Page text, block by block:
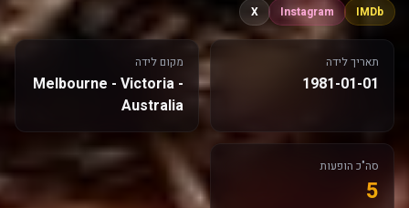
IMDb
Instagram
X
תאריך לידה
1981-01-01
מקום לידה
Melbourne - Victoria -
Australia
סה"כ הופעות
5